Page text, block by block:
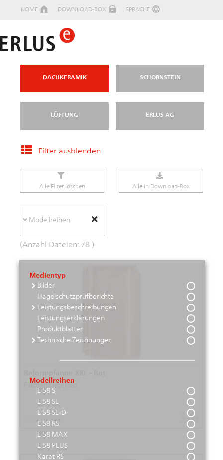
HOME DOWNLOAD-BOX SPRACHE
DACHKERAMIK SCHORNSTEIN
LÜFTUNG ERLUS AG
Filter ausblenden
Alle Filter löschen Alle in Download-Box
Modellreihen
(Anzahl Dateien: 78 )
Medientyp
Bilder
Hagelschutzprüfberichte
Leistungsbeschreibungen
Leistungserklärungen
Produktblätter
Technische Zeichnungen
Modellreihen
E 58 S
E 58 SL
E 58 SL-D
E 58 RS
E 58 MAX
E 58 PLUS
Karat RS
Flächenziegelbild
(JPG 209.7 KB)